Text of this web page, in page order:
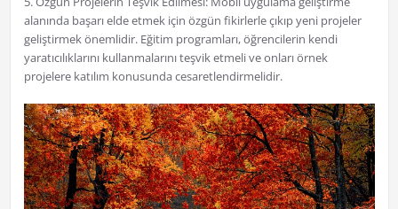
alanında başarı elde etmek için özgün fikirlerle çıkıp yeni projeler
geliştirmek önemlidir. Eğitim programları, öğrencilerin kendi
yaratıcılıklarını kullanmalarını teşvik etmeli ve onları örnek
projelere katılım konusunda cesaretlendirmelidir.